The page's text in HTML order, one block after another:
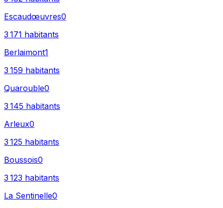
Escaudœuvres0
3 171 habitants
Berlaimont1
3 159 habitants
Quarouble0
3 145 habitants
Arleux0
3 125 habitants
Boussois0
3 123 habitants
La Sentinelle0